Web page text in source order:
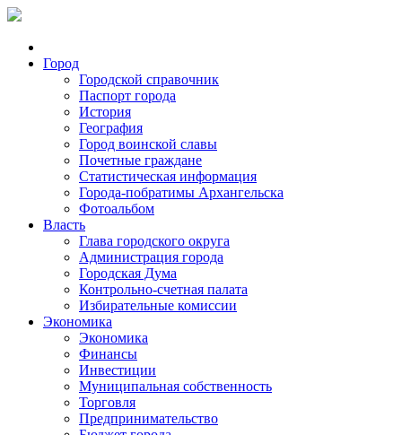
Город
Городской справочник
Паспорт города
История
География
Город воинской славы
Почетные граждане
Статистическая информация
Города-побратимы Архангельска
Фотоальбом
Власть
Глава городского округа
Администрация города
Городская Дума
Контрольно-счетная палата
Избирательные комиссии
Экономика
Экономика
Финансы
Инвестиции
Муниципальная собственность
Торговля
Предпринимательство